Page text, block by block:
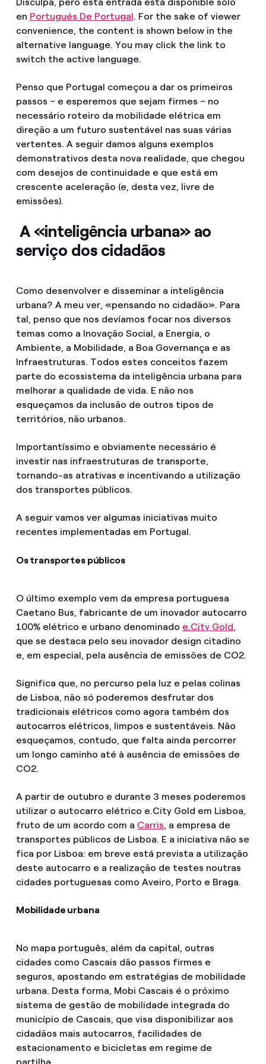
¿Cómo ver mis facturas de Endesa?
¿Cómo cambiar el titular del contrato?
¿Has recibido una oferta para cambiar de
Ofertas para autónomos y Pymes
¿Gestionas varias comunidades de propietarios?
Climatización
Compromiso
Blog
Estafas telefónicas
en Portugués De Portugal. For the sake of viewer
convenience, the content is shown below in the
alternative language. You may click the link to
switch the active language.
Penso que Portugal começou a dar os primeiros
passos – e esperemos que sejam firmes – no
necessário roteiro da mobilidade elétrica em
direção a um futuro sustentável nas suas várias
vertentes. A seguir damos alguns exemplos
demonstrativos desta nova realidade, que chegou
com desejos de continuidade e que está em
crescente aceleração (e, desta vez, livre de
emissões).
A «inteligência urbana» ao
serviço dos cidadãos
Como desenvolver e disseminar a inteligência
urbana? A meu ver, «pensando no cidadão». Para
tal, penso que nos devíamos focar nos diversos
temas como a Inovação Social, a Energia, o
Ambiente, a Mobilidade, a Boa Governança e as
Infraestruturas. Todos estes conceitos fazem
parte do ecossistema da inteligência urbana para
melhorar a qualidade de vida. E não nos
esqueçamos da inclusão de outros tipos de
territórios, não urbanos.
Importantíssimo e obviamente necessário é
investir nas infraestruturas de transporte,
tornando-as atrativas e incentivando a utilização
dos transportes públicos.
A seguir vamos ver algumas iniciativas muito
recentes implementadas em Portugal.
Os transportes públicos
O último exemplo vem da empresa portuguesa
Caetano Bus, fabricante de um inovador autocarro
100% elétrico e urbano denominado e.City Gold
que se destaca pelo seu inovador design citadino
e, em especial, pela ausência de emissões de CO2.
Significa que, no percurso pela luz e pelas colinas
de Lisboa, não só poderemos desfrutar dos
tradicionais elétricos como agora também dos
autocarros elétricos, limpos e sustentáveis. Não
esqueçamos, contudo, que falta ainda percorrer
um longo caminho até à ausência de emissões de
CO2.
A partir de outubro e durante 3 meses poderemos
utilizar o autocarro elétrico e.City Gold em Lisboa,
fruto de um acordo com a Carris , a empresa de
transportes públicos de Lisboa. E a iniciativa não se
fica por Lisboa: em breve está prevista a utilização
deste autocarro e a realização de testes noutras
cidades portuguesas como Aveiro, Porto e Braga.
Mobilidade urbana
No mapa português, além da capital, outras
cidades como Cascais dão passos firmes e
seguros, apostando em estratégias de mobilidade
urbana. Desta forma, Mobi Cascais é o próximo
sistema de gestão de mobilidade integrada do
município de Cascais, que visa disponibilizar aos
cidadãos mais autocarros, facilidades de
estacionamento e bicicletas em regime de